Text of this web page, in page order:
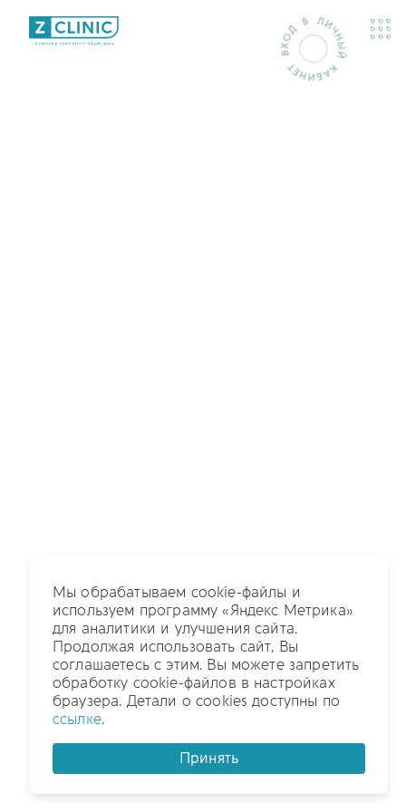
Мы обрабатываем cookie-файлы и
используем программу «Яндекс Метрика»
для аналитики и улучшения сайта.
Продолжая использовать сайт, Вы
соглашаетесь с этим. Вы можете запретить
обработку cookie-файлов в настройках
браузера. Детали о cookies доступны по
ссылке.
Принять